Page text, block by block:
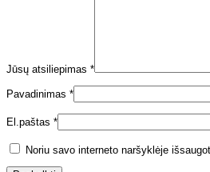
Jūsų atsiliepimas *
Pavadinimas *
El.paštas *
Noriu savo interneto naršyklėje